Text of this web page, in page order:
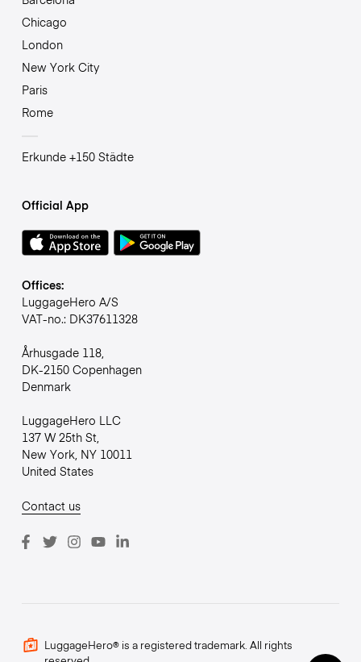
Chicago
London
New York City
Paris
Rome
Erkunde +150 Städte
Official App
Offices:
LuggageHero A/S
VAT-no.: DK37611328
Århusgade 118,
DK-2150 Copenhagen
Denmark
LuggageHero LLC
137 W 25th St,
New York, NY 10011
United States
Contact us
LuggageHero® is a registered trademark. All rights